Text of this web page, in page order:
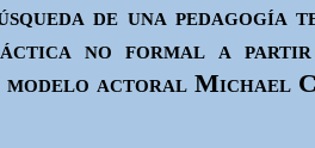
de una pedagogía
no formal a partir
actoral Michael